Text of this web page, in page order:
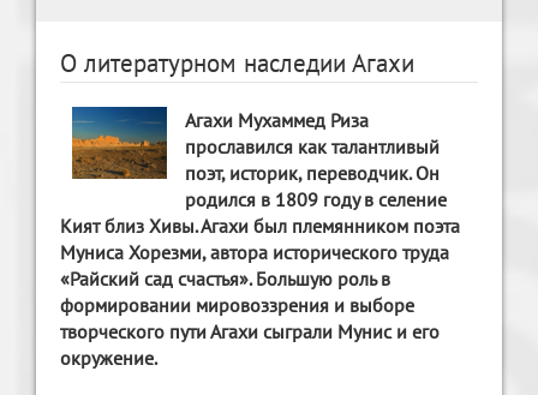
О литературном наследии Агахи
Агахи Мухаммед Риза
прославился как талантливый
поэт, историк, переводчик. Он
родился в 1809 году в селение
Кият близ Хивы. Агахи был племянником поэта
Муниса Хорезми, автора исторического труда
«Райский сад счастья». Большую роль в
формировании мировоззрения и выборе
творческого пути Агахи сыграли Мунис и его
окружение.